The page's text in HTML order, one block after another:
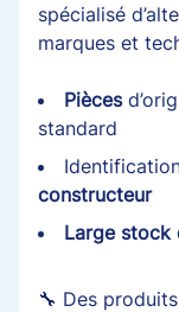
spécialisé
marques et
Pièces
standard
constructeur
Large stock
🔧 Des